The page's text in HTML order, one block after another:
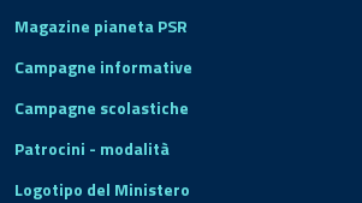
Magazine pianeta PSR
Campagne informative
Campagne scolastiche
Patrocini - modalità
Logotipo del Ministero